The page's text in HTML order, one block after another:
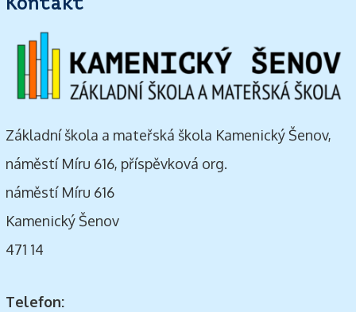
Základní škola a mateřská škola Kamenický Šenov,
náměstí Míru 616, příspěvková org.
náměstí Míru 616
Kamenický Šenov
471 14
Telefon: